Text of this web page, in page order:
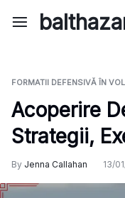
FORMATII DEFENSIVĂ ÎN
Acoperire
Strategii,
By Jenna Callahan 13/